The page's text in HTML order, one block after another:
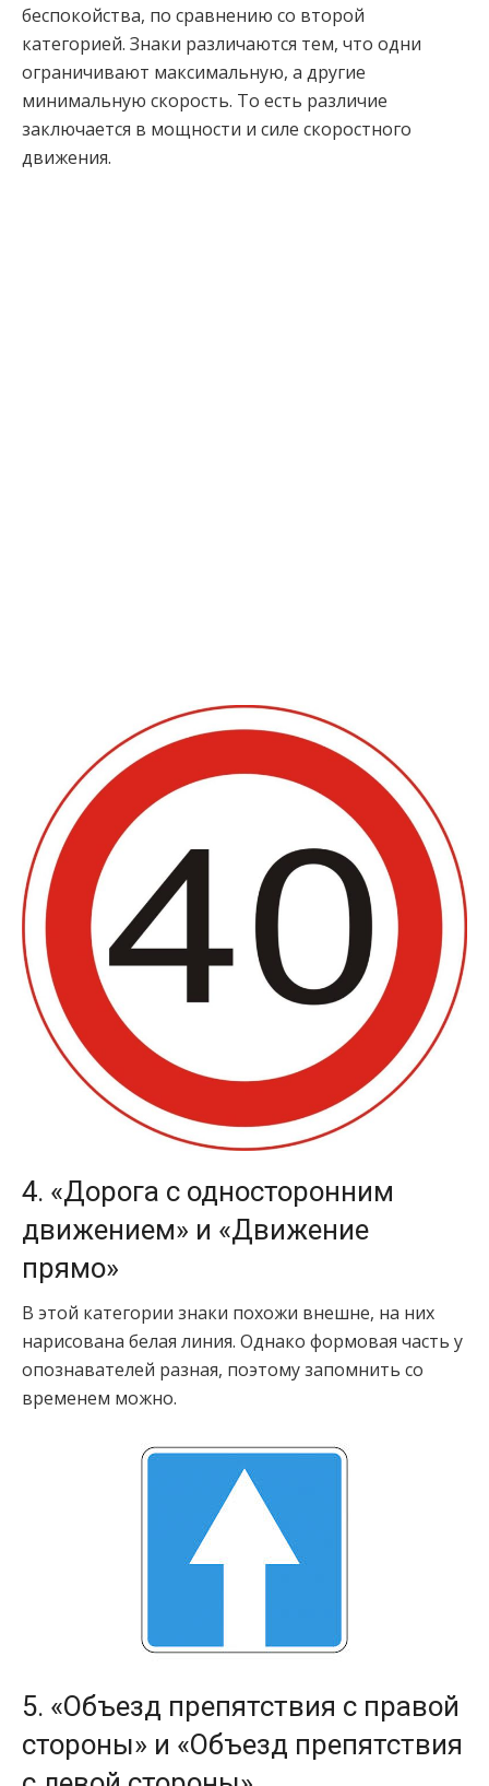
беспокойства, по сравнению со второй
категорией. Знаки различаются тем, что одни
ограничивают максимальную, а другие
минимальную скорость. То есть различие
заключается в мощности и силе скоростного
движения.
4. «Дорога с односторонним
движением» и «Движение
прямо»
В этой категории знаки похожи внешне, на них
нарисована белая линия. Однако формовая часть у
опознавателей разная, поэтому запомнить со
временем можно.
5. «Объезд препятствия с правой
стороны» и «Объезд препятствия